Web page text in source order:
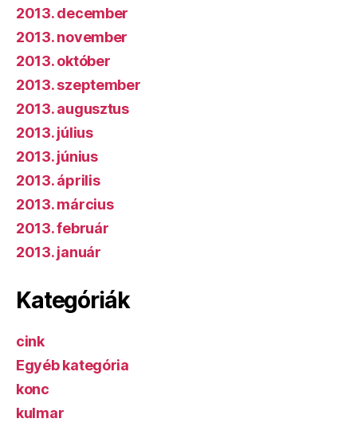
2013. december
2013. november
2013. október
2013. szeptember
2013. augusztus
2013. július
2013. június
2013. április
2013. március
2013. február
2013. január
Kategóriák
cink
Egyéb kategória
konc
kulmar